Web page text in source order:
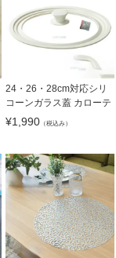
24・26・28cm対応シリ
コーンガラス蓋 カローテ
¥1,990（税込み）